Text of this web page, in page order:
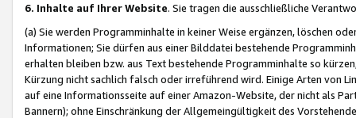
6. Inhalte auf Ihrer Website. Sie tragen die ausschließliche
(a) Sie werden Programminhalte in keiner Weise ergänzen, löschen
Informationen; Sie dürfen aus einer Bilddatei bestehende
erhalten bleiben bzw. aus Text bestehende Programminhalte so
Kürzung nicht sachlich falsch oder irreführend wird. Einige Arten von
auf eine Informationsseite auf einer Amazon-Website, der nicht als
Bannern); ohne Einschränkung der Allgemeingültigkeit des